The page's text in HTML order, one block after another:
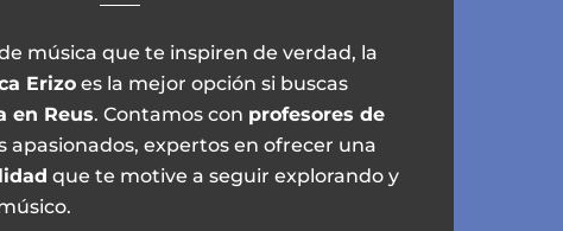
música que te inspiren de verdad, la
Erizo es la mejor opción si buscas
en Reus. Contamos con profesores de
apasionados, expertos en ofrecer una
que te motive a seguir explorando y